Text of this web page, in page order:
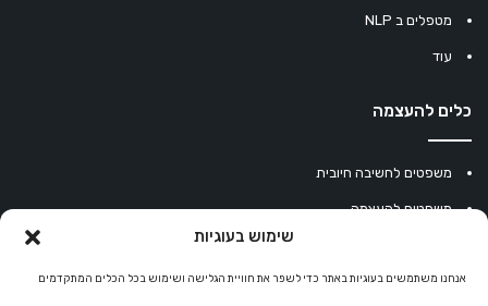
שימוש בעוגיות
אנחנו משתמשים בעוגיות באתר כדי לשפר את חוויית הגלישה ושימוש בכל הכלים המתקדמים
מטפלים ב NLP
עוד
כלים להעצמה
משפטים לחשיבה חיובית
משפטים להעצמה
מחשבון נומרולוגיה